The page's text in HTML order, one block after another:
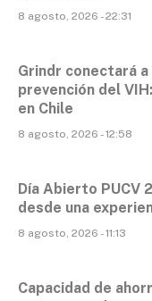
8 agosto, 2026 - 22:31
Grindr conectará
prevención del
en Chile
8 agosto, 2026 - 12:58
Día Abierto PUCV
desde una
8 agosto, 2026 - 11:13
Capacidad de